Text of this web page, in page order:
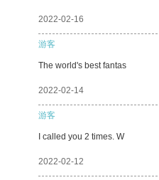
2022-02-16
游客
The world's best fantas
2022-02-14
游客
I called you 2 times. W
2022-02-12